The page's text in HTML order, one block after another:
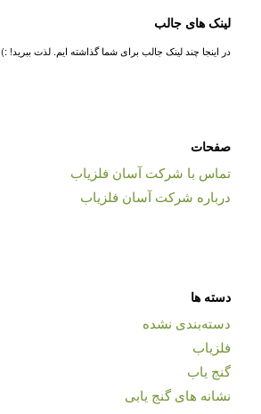
لینک های جالب
در اینجا چند لینک جالب برای شما گذاشته ایم. لذت ببرید! :)
صفحات
تماس با شرکت آسان فلزیاب
درباره شرکت آسان فلزیاب
دسته ها
دسته‌بندی نشده
فلزیاب
گنج یاب
نشانه های گنج یابی